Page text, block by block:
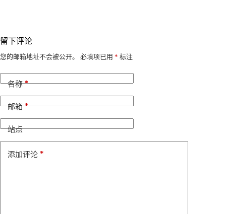
留下评论
您的邮箱地址不会被公开。 必填项已用 * 标注
名称*
邮箱*
站点
添加评论 *
A
t
e
t
i